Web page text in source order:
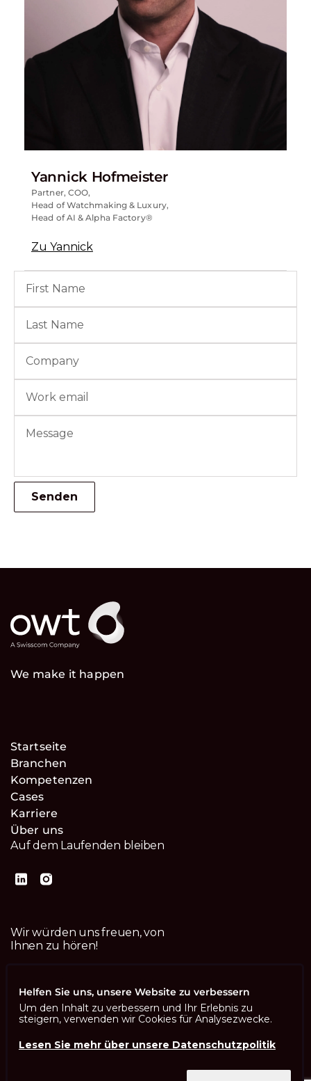
Yannick Hofmeister
Partner, COO,
Head of Watchmaking & Luxury,
Head of AI & Alpha Factory®
Zu Yannick
We make it happen
Startseite
Branchen
Kompetenzen
Cases
Karriere
Über uns
Auf dem Laufenden bleiben
Wir würden uns freuen, von
Ihnen zu hören!
Helfen Sie uns, unsere Website zu verbessern
Um den Inhalt zu verbessern und Ihr Erlebnis zu
steigern, verwenden wir Cookies für Analysezwecke.
Lesen Sie mehr über unsere Datenschutzpolitik